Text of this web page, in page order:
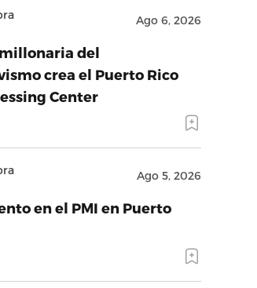
Ago 6, 2026
del
crea el Puerto Rico
Center
Ago 5, 2026
en el PMI en Puerto